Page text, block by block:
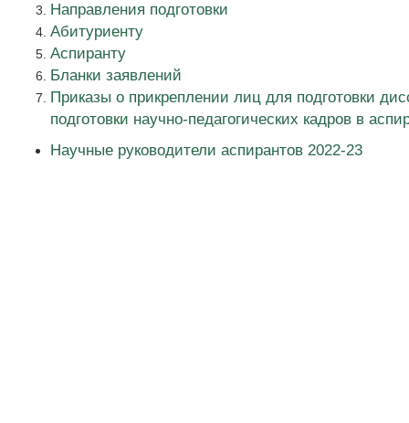
Направления подготовки
Абитуриенту
Аспиранту
Бланки заявлений
Приказы о прикреплении лиц для подготовки
подготовки научно-педагогических кадров в
Научные руководители аспирантов 2022-23